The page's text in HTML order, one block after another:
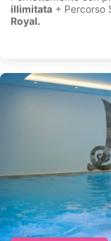
illimitata + Percorso
Royal.